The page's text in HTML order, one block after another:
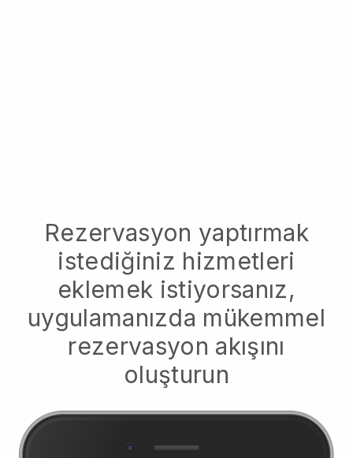
Rezervasyon yaptırmak
istediğiniz hizmetleri
eklemek istiyorsanız,
uygulamanızda mükemmel
rezervasyon akışını
oluşturun